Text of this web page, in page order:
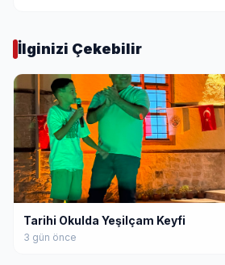
İlginizi Çekebilir
Tarihi Okulda Yeşilçam Keyfi
3 gün önce